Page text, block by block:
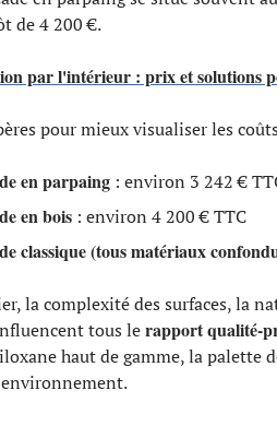
de 4 200 €.
par l'intérieur : prix et solutions
pour mieux visualiser les
en parpaing : environ 3 242 €
en bois : environ 4 200 € TTC
classique (tous matériaux
la complexité des surfaces, la
tous lerapport qualité-
haut de gamme, la palette